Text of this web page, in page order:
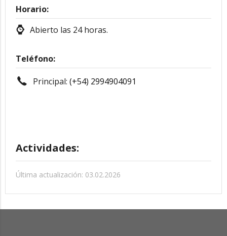
Horario:
Abierto las 24 horas.
Teléfono:
Principal: (+54) 2994904091
Actividades:
Última actualización: 03.02.2026